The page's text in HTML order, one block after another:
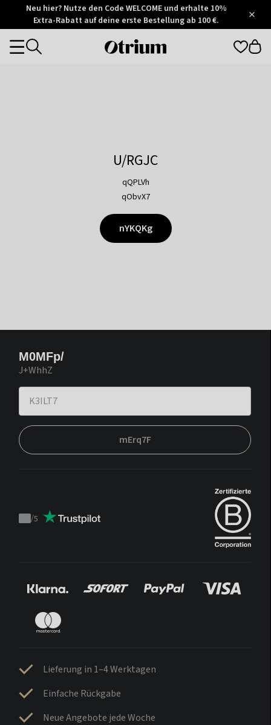
Otrium
Trustpilot
Neu hier? Nutze den Code WELCOME und erhalte 10%
Extra-Rabatt auf deine erste Bestellung ab 100 €.
Otrium
Categories
U/RGJC
qQPLVh
qObvX7
nYKQKg
M0MFp/
J+WhhZ
mErq7F
Trustpilot
/5
Lieferung in 1–4 Werktagen
Einfache Rückgabe
Neue Angebote jede Woche